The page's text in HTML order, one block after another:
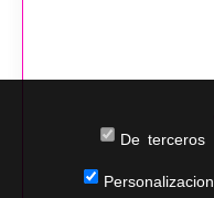
De terceros
Personalizacion